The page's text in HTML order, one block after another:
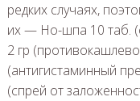
редких случаях,
их — Но-шпа 10 таб.
2 гр
(антигистаминный
(спрей от